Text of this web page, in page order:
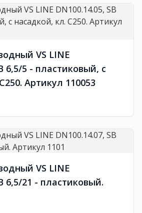
VS LINE
6,5/5 - пластиковый, с
Артикул 110053
VS LINE
6,5/21 - пластиковый.